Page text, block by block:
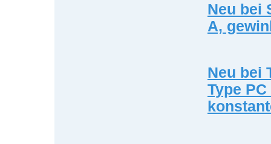
Neu bei
A,
Neu bei
Type